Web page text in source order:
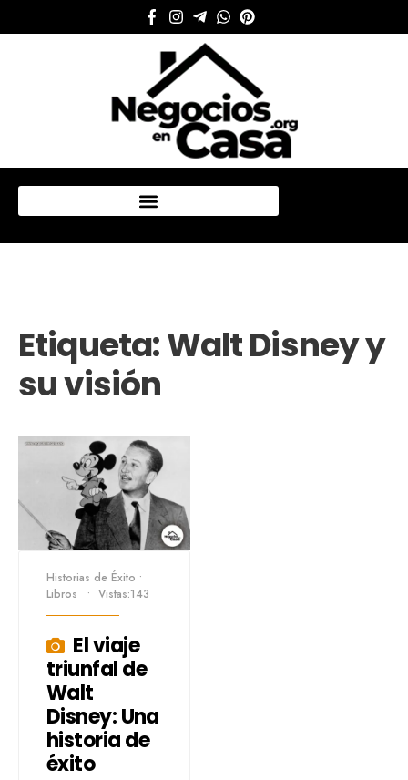
Etiqueta:Walt Disney y
su visión
Historias de Éxito •
Libros
• Vistas:143
El viaje
triunfal de
Walt
Disney: Una
historia de
éxito